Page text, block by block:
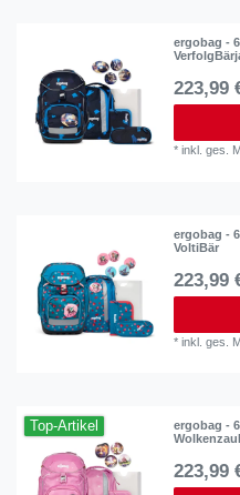
ergobag -
223,99
*inkl. ges.
ergobag -
VoltiBär
223,99
*inkl. ges.
Top-Artikel
ergobag -
223,99